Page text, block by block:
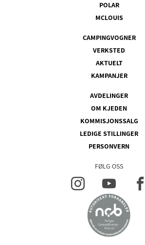
POLAR
MCLOUIS
CAMPINGVOGNER
VERKSTED
AKTUELT
KAMPANJER
AVDELINGER
OM KJEDEN
KOMMISJONSSALG
LEDIGE STILLINGER
PERSONVERN
FØLG OSS